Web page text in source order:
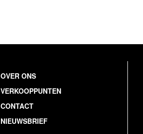
OVER ONS
VERKOOPPUNTEN
CONTACT
NIEUWSBRIEF